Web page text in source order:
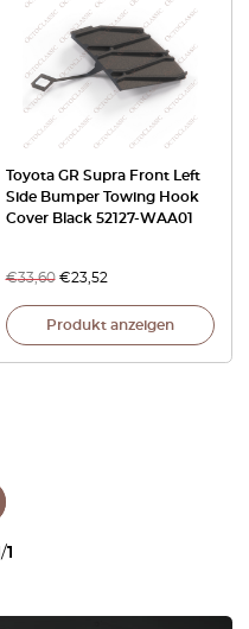
Toyota GR Supra Front Left
Side Bumper Towing Hook
Cover Black 52127-WAA01
€33,60 €23,52
Produkt anzeigen
/1